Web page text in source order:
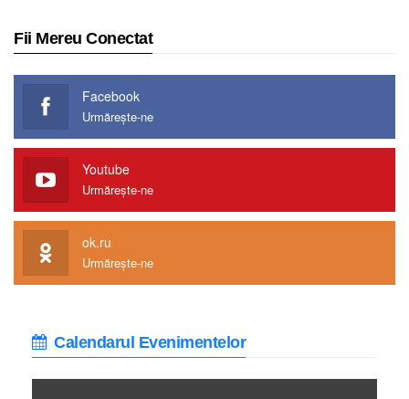
Fii Mereu Conectat
Facebook
Urmărește-ne
Youtube
Urmărește-ne
ok.ru
Urmărește-ne
Calendarul Evenimentelor